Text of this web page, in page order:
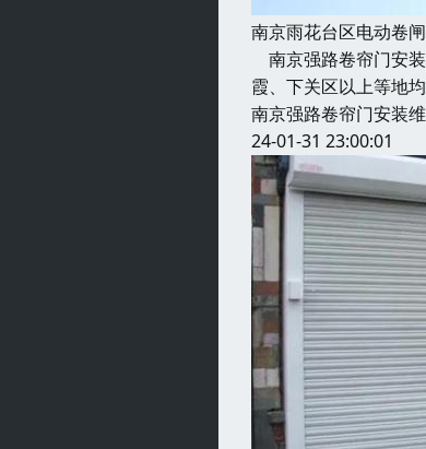
南京雨花台区电动卷
南京强路卷帘门安
霞、下关区以上等地
南京强路卷帘门安装
24-01-31 23:00:01